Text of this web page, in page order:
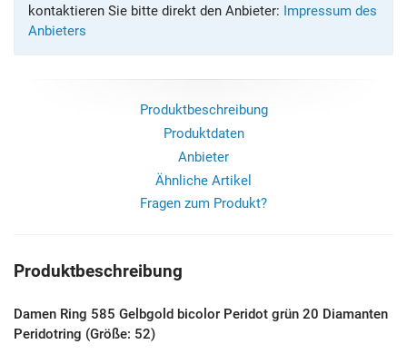
kontaktieren Sie bitte direkt den Anbieter: Impressum des
Anbieters
Produktbeschreibung
Produktdaten
Anbieter
Ähnliche Artikel
Fragen zum Produkt?
Produktbeschreibung
Damen Ring 585 Gelbgold bicolor Peridot grün 20 Diamanten
Peridotring (Größe: 52)